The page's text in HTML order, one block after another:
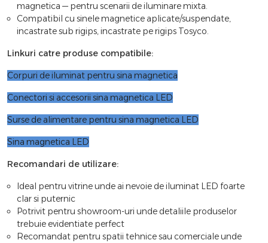
magnetica — pentru scenarii de iluminare mixta.
Compatibil cu sinele magnetice aplicate/suspendate,
incastrate sub rigips, incastrate pe rigips Tosyco.
Linkuri catre produse compatibile:
Corpuri de iluminat pentru sina magnetica
Conectori si accesorii sina magnetica LED
Surse de alimentare pentru sina magnetica LED
Sina magnetica LED
Recomandari de utilizare:
Ideal pentru vitrine unde ai nevoie de iluminat LED foarte
clar si puternic
Potrivit pentru showroom-uri unde detaliile produselor
trebuie evidentiate perfect
Recomandat pentru spatii tehnice sau comerciale unde